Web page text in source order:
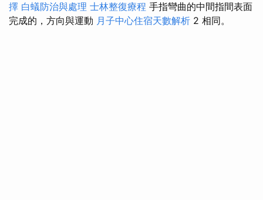
擇 白蟻防治與處理 士林整復療程 手指彎曲的中間指間表面
完成的，方向與運動 月子中心住宿天數解析 2 相同。